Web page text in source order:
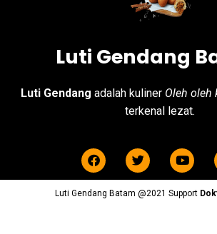
Luti Gendang
Luti Gendang adalah kuliner Oleh oleh
terkenal lezat.
Luti Gendang Batam @2021 Support